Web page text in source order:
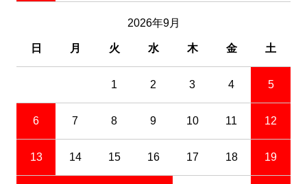
2026年9月
日 月 火 水 木 金 土
1 2 3 4 5
6 7 8 9 10 11 12
13 14 15 16 17 18 19